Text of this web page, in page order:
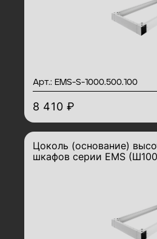
Арт.: EMS-S-1000.500.100
8 410 ₽
Цоколь (основание)
шкафов серии EMS